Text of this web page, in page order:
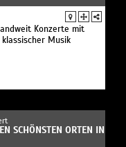
Konzerte mit
Musik
SCHÖNSTEN ORTEN IN